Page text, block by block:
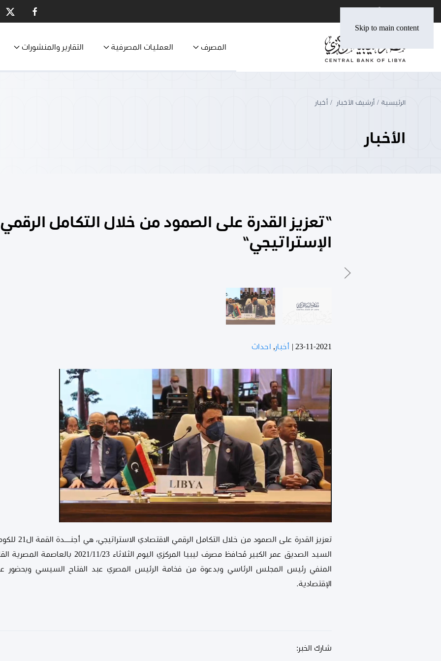
Skip to main content
المصرف العمليات المصرفية التقارير والمنشورات
الرئيسية أرشيف الأخبار أخبار
الأخبار
“تعزيز القدرة على الصمود من خلال التكامل
الإستراتيجي”
23-11-2021 أخبار, احداث
السيد الصديق عمر الكبير مُحافظ مصرف ليبيا
المنفي رئيس المجلس الرئاسي وبدعوة من فخامة الرئيس المصري عبد الفتاح السيسي وبحضور
الإقتصادية.
شارك الخبر: